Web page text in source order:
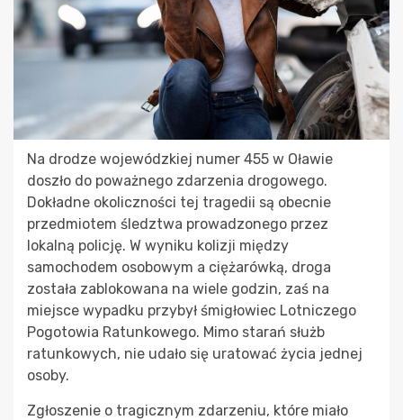
Na drodze wojewódzkiej numer 455 w Oławie
doszło do poważnego zdarzenia drogowego.
Dokładne okoliczności tej tragedii są obecnie
przedmiotem śledztwa prowadzonego przez
lokalną policję. W wyniku kolizji między
samochodem osobowym a ciężarówką, droga
została zablokowana na wiele godzin, zaś na
miejsce wypadku przybył śmigłowiec Lotniczego
Pogotowia Ratunkowego. Mimo starań służb
ratunkowych, nie udało się uratować życia jednej
osoby.
Zgłoszenie o tragicznym zdarzeniu, które miało